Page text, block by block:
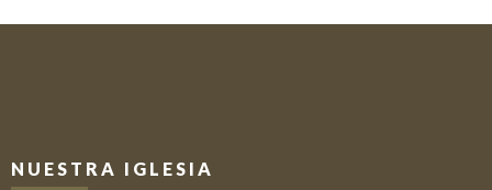
NUESTRA IGLESIA